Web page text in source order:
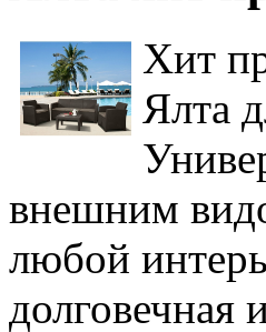
Хит
Ялта
внешним
любой
долговечная